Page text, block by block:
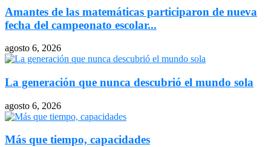
Amantes de las matemáticas participaron de nueva
fecha del campeonato escolar...
agosto 6, 2026
La generación que nunca descubrió el mundo sola
agosto 6, 2026
Más que tiempo, capacidades